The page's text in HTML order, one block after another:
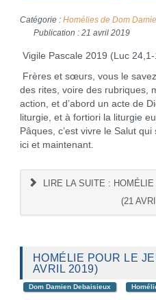
Catégorie : Homélies de Dom
Publication : 21 avril 2019
Vigile Pascale 2019 (Luc
Frères et sœurs, vous le
des rites, voire des rubriques,
action, et d’abord un acte de
liturgie, et à fortiori la liturgie
Pâques, c’est vivre le Salut
ici et maintenant.
LIRE LA SUITE :
(21
HOMÉLIE POUR LE
AVRIL 2019)
Dom Damien Debaisieux